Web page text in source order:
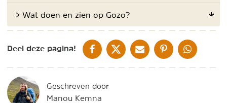
> Wat doen en zien op Gozo?
Deel deze pagina! DELEN OP FACEBOOK
DELEN OP XDELEN VIA DE MAIL
DELEN OP PINTEREST
DELEN OP
Geschreven door
Manou Kemna